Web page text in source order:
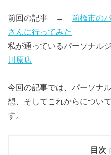
前回の記事 →前橋市の
さんに行ってみた
私が通っているパーソナ
川原店
今回の記事では、パーソナ
想、そしてこれからについ
す。
目次 [